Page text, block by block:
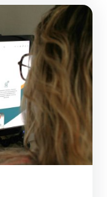
leurs recherches